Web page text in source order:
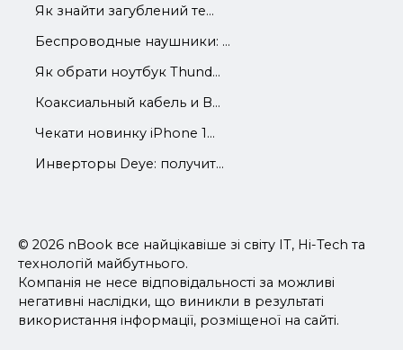
Як знайти загублений те...
Беспроводные наушники: ...
Як обрати ноутбук Thund...
Коаксиальный кабель и В...
Чекати новинку iPhone 1...
Инверторы Deye: получит...
© 2026 nBook все найцікавіше зі світу IT, Hi-Tech та
технологій майбутнього.
Компанія не несе відповідальності за можливі
негативні наслідки, що виникли в результаті
використання інформації, розміщеної на сайті.